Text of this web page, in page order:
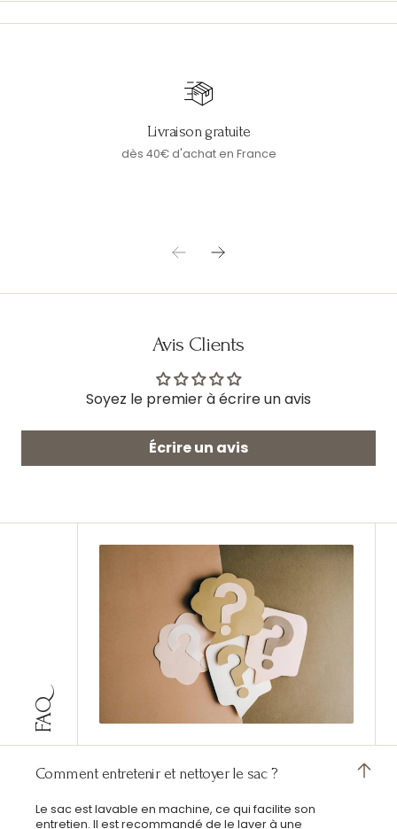
Livraison gratuite
dès 40€ d'achat en France
Avis Clients
Soyez le premier à écrire un avis
Écrire un avis
FAQ
Comment entretenir et nettoyer le sac ?
Le sac est lavable en machine, ce qui facilite son
entretien. Il est recommandé de le laver à une